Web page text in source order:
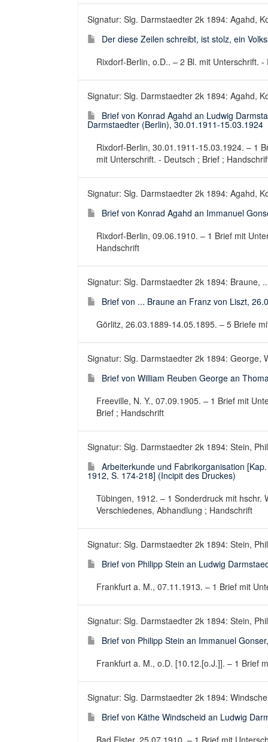
Signatur: Slg. Darmstaedter 2k 1894: Agahd,
Der diese Zeilen schreibt, ist stolz, ein
Rixdorf-Berlin, o.D.. – 2 Bl. mit Unterschrift.
Signatur: Slg. Darmstaedter 2k 1894: Agahd,
Brief von Konrad Agahd an Ludwig
Darmstaedter (Berlin), 30.01.1911-15.03.1924
Rixdorf-Berlin, 30.01.1911-15.03.1924. – 1
mit Unterschrift. - Deutsch ; Brief ;
Signatur: Slg. Darmstaedter 2k 1894: Agahd,
Brief von Konrad Agahd an Immanuel
Rixdorf-Berlin, 09.06.1910. – 1 Brief mit
Handschrift
Signatur: Slg. Darmstaedter 2k 1894: Braune,
Brief von ... Braune an Franz von Liszt,
Görlitz, 26.03.1889-14.05.1895. – 5 Briefe
Signatur: Slg. Darmstaedter 2k 1894: George,
Brief von William Reuben George an
Freeville, N. Y., 07.09.1905. – 1 Brief mit
Brief ; Handschrift
Signatur: Slg. Darmstaedter 2k 1894: Stein,
Arbeiterkunde und Fabrikorganisation
1912, S. 174-218] (Incipit des Druckes)
Tübingen, 1912. – 1 Sonderdruck mit hschr.
Verschiedenes, Abhandlung ; Handschrift
Signatur: Slg. Darmstaedter 2k 1894: Stein,
Brief von Philipp Stein an Ludwig
Frankfurt a. M., 07.11.1913. – 1 Brief mit
Signatur: Slg. Darmstaedter 2k 1894: Stein,
Brief von Philipp Stein an Immanuel
Frankfurt a. M., o.D. [10.12.[o.J.]]. – 1 Brief
Signatur: Slg. Darmstaedter 2k 1894:
Brief von Käthe Windscheid an Ludwig
Bad Elster, 25.07.1910. – 1 Brief mit